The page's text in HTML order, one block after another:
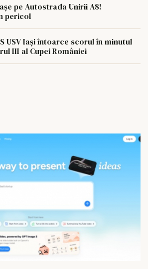
pe Autostrada Unirii A8!
pericol
USV Iași întoarce scorul în minutul
III al Cupei României